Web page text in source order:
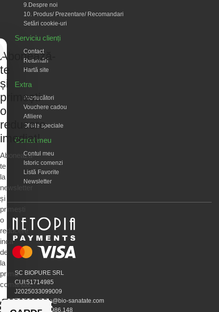
9.Despre noi
10. Produs/ Prezentare/ Recomandari
Setări cookie-uri
Serviciu clienți
Contact
Returnări
Hartă site
Extra
Producători
Vouchere cadou
Afiliere
Oferte speciale
Contul meu
Contul meu
Istoric comenzi
Listă Favorite
Newsletter
SC BIOPURE SRL
CUI:51714985
J2025033099009
EMAIL:calivita@bio-sanatate.com
Telefon:0745.986.148
Abonează-
te
și
primești
o
reducere
imediat!
Abonează-
te
la
newsletter
și
primești
o
reducere
inca
de
la
prima
comandă.